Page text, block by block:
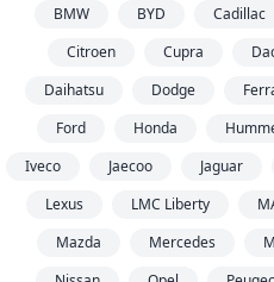
BMW
BYD Cadillac
Citroen
Cupra
Daihatsu
Dodge
Ford
Honda
Iveco
Jaecoo Jaguar
Lexus
LMC Liberty
Mazda
Mercedes